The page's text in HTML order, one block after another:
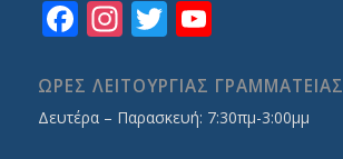
Facebook
Instagram
Twitter
YouTube
ΩΡΕΣ ΛΕΙΤΟΥΡΓΙΑΣ ΓΡΑΜΜΑΤΕΙΑΣ
Δευτέρα – Παρασκευή: 7:30πμ-3:00μμ